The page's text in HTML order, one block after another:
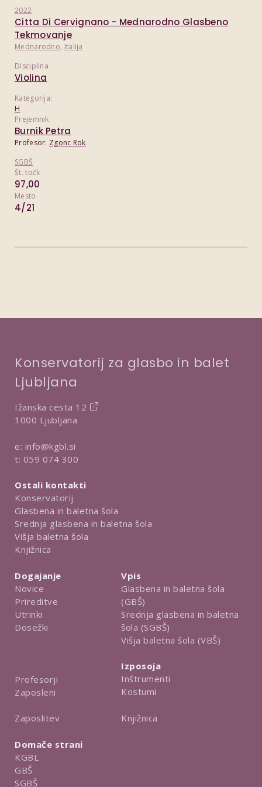
2022
Citta Di Cervignano - Mednarodno Glasbeno
Tekmovanje
Mednarodno, Italija
Disciplina
Violina
Kategorija:
H
Prejemnik
Burnik Petra
Profesor: Zgonc Rok
SGBŠ
Št. točk
97,00
Mesto
4/21
Konservatorij za glasbo in balet
Ljubljana
Ižanska cesta 12
1000 Ljubljana
e: info@kgbl.si
t: 059 074 300
Ostali kontakti
Konservatorij
Glasbena in baletna šola
Srednja glasbena in baletna šola
Višja baletna šola
Knjižnica
Dogajanje
Novice
Prireditve
Utrinki
Dosežki
Profesorji
Zaposleni
Zaposlitev
Vpis
Glasbena in baletna šola
(GBŠ)
Srednja glasbena in baletna
šola (SGBŠ)
Višja baletna šola (VBŠ)
Izposoja
Inštrumenti
Kostumi
Knjižnica
Domače strani
KGBL
GBŠ
SGBŠ